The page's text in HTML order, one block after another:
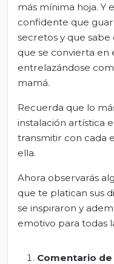
más mínima hoja. Y
confidente que
secretos y que
que se convierta en
entrelazándose
mamá.
Recuerda que lo
instalación artística
transmitir con cada
ella.
Ahora observarás
que te platican sus
se inspiraron y
emotivo para todas
Comentario